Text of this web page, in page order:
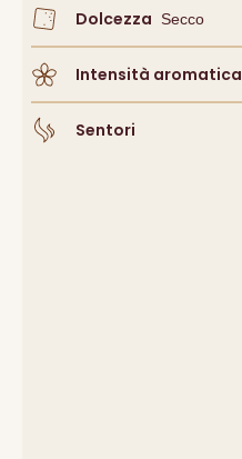
Dolcezza Secco
Intensità aromatica
Sentori